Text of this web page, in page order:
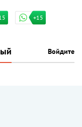
+15
Войдите